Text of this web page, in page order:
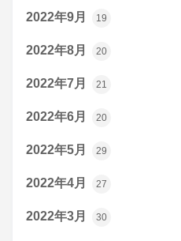
2022年9月 19
2022年8月 20
2022年7月 21
2022年6月 20
2022年5月 29
2022年4月 27
2022年3月 30